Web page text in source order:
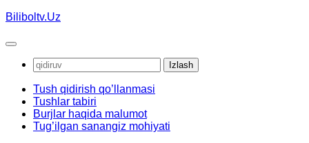
Skip
content
Biliboltv.Uz
Qidirshish:
Tush qidirish qo’llanmasi
Tushlar tabiri
Burjlar haqida malumot
Tug’ilgan sanangiz mohiyati